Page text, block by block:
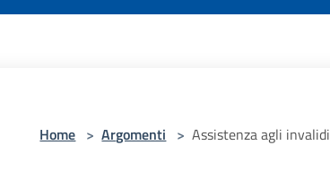
Home > Argomenti > Assistenza agli invalidi